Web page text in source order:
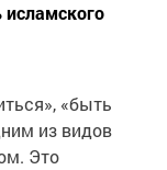
исламского
«быть
из видов
Это